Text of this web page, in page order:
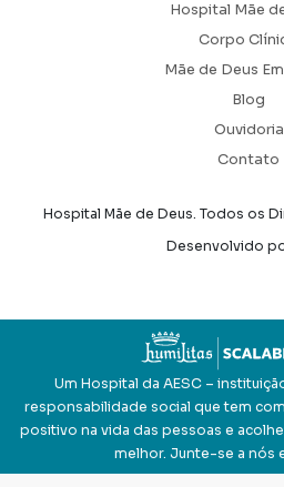
Hospital Mãe
Corpo
Mãe de Deus
Blog
Ouvidoria
Contato
Hospital Mãe de Deus. Todos os
Desenvolvido
Axysweb
Um Hospital da AESC –
responsabilidade social que tem
positivo na vida das pessoas e
melhor. Junte-se a nós